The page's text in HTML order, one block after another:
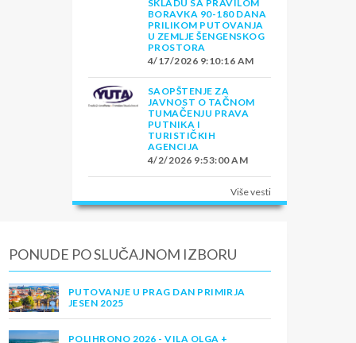
SKLADU SA PRAVILOM
BORAVKA 90-180 DANA
PRILIKOM PUTOVANJA
U ZEMLJE ŠENGENSKOG
PROSTORA
4/17/2026 9:10:16 AM
SAOPŠTENJE ZA
JAVNOST O TAČNOM
TUMAČENJU PRAVA
PUTNIKA I
TURISTIČKIH
AGENCIJA
4/2/2026 9:53:00 AM
Više vesti
PONUDE PO SLUČAJNOM IZBORU
PUTOVANJE U PRAG DAN PRIMIRJA
JESEN 2025
POLIHRONO 2026 - VILA OLGA +